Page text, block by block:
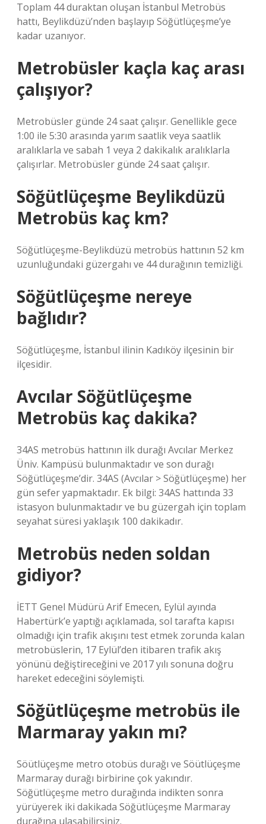
Toplam 44 duraktan oluşan İstanbul Metrobüs
hattı, Beylikdüzü’nden başlayıp Söğütlüçeşme’ye
kadar uzanıyor.
Metrobüsler kaçla kaç arası
çalışıyor?
Metrobüsler günde 24 saat çalışır. Genellikle gece
1:00 ile 5:30 arasında yarım saatlik veya saatlik
aralıklarla ve sabah 1 veya 2 dakikalık aralıklarla
çalışırlar. Metrobüsler günde 24 saat çalışır.
Söğütlüçeşme Beylikdüzü
Metrobüs kaç km?
Söğütlüçeşme-Beylikdüzü metrobüs hattının 52 km
uzunluğundaki güzergahı ve 44 durağının temizliği.
Söğütlüçeşme nereye
bağlıdır?
Söğütlüçeşme, İstanbul ilinin Kadıköy ilçesinin bir
ilçesidir.
Avcılar Söğütlüçeşme
Metrobüs kaç dakika?
34AS metrobüs hattının ilk durağı Avcılar Merkez
Üniv. Kampüsü bulunmaktadır ve son durağı
Söğütlüçeşme’dir. 34AS (Avcılar > Söğütlüçeşme) her
gün sefer yapmaktadır. Ek bilgi: 34AS hattında 33
istasyon bulunmaktadır ve bu güzergah için toplam
seyahat süresi yaklaşık 100 dakikadır.
Metrobüs neden soldan
gidiyor?
İETT Genel Müdürü Arif Emecen, Eylül ayında
Habertürk’e yaptığı açıklamada, sol tarafta kapısı
olmadığı için trafik akışını test etmek zorunda kalan
metrobüslerin, 17 Eylül’den itibaren trafik akış
yönünü değiştireceğini ve 2017 yılı sonuna doğru
hareket edeceğini söylemişti.
Söğütlüçeşme metrobüs ile
Marmaray yakın mı?
Söütlüçeşme metro otobüs durağı ve Söütlüçeşme
Marmaray durağı birbirine çok yakındır.
Söğütlüçeşme metro durağında indikten sonra
yürüyerek iki dakikada Söğütlüçeşme Marmaray
durağına ulaşabilirsiniz.